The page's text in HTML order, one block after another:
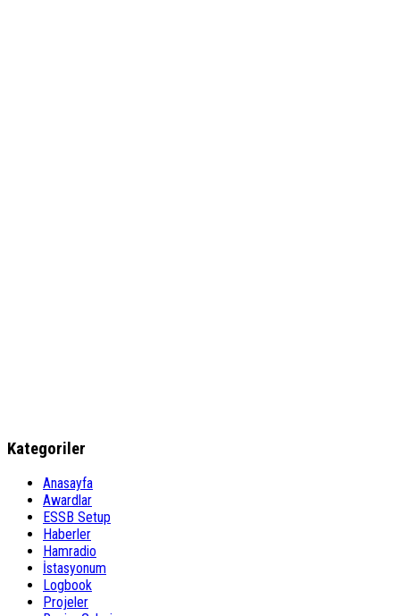
Kategoriler
Anasayfa
Awardlar
ESSB Setup
Haberler
Hamradio
İstasyonum
Logbook
Projeler